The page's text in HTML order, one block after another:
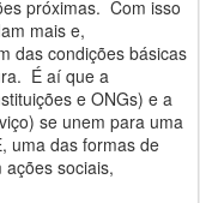
próximas. Com isso
mais e,
das condições básicas
É aí que a
e ONGs) e a
se unem para uma
uma das formas de
sociais,